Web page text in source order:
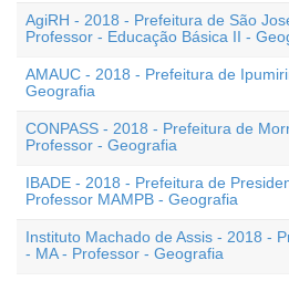
AgiRH - 2018 - Prefeitura de São
Professor - Educação Básica II -
AMAUC - 2018 - Prefeitura de
Geografia
CONPASS - 2018 - Prefeitura de
Professor - Geografia
IBADE - 2018 - Prefeitura de
Professor MAMPB - Geografia
Instituto Machado de Assis - 2018 -
- MA - Professor - Geografia